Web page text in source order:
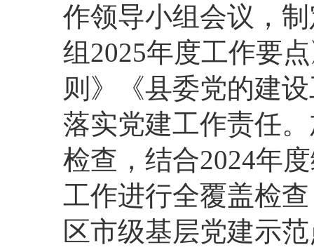
作领导小组会议，
组2025年度工作要
则》《县委党的建
落实党建工作责任
检查，结合2024年
工作进行全覆盖检
区市级基层党建示